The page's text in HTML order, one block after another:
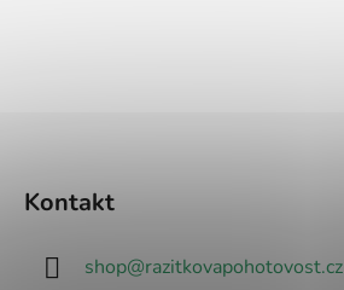
Kontakt
shop@razitkovapohotovost.cz